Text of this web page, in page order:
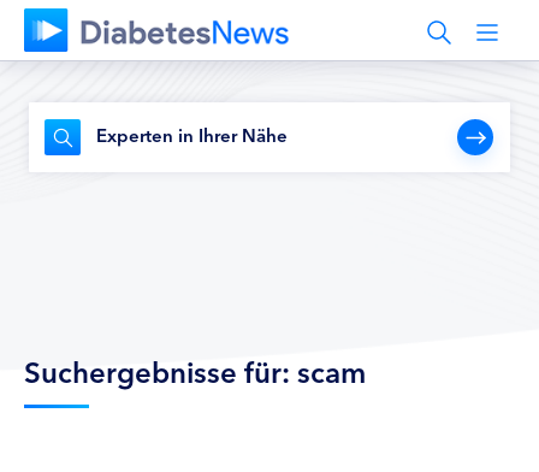
Experten in Ihrer Nähe
Suchergebnisse für: scam